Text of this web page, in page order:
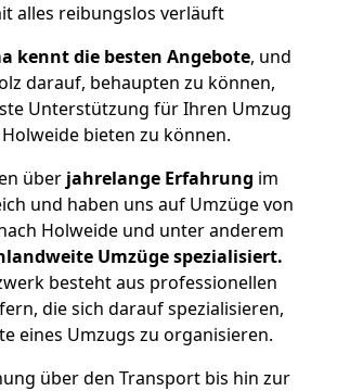
alles reibungslos verläuft
kennt die besten Angebote, und
darauf, behaupten zu können,
Unterstützung für Ihren Umzug
bieten zu können.
überjahrelange Erfahrung im
und haben uns auf Umzüge von
Holweide und unter anderem
Umzüge spezialisiert.
besteht aus professionellen
die sich darauf spezialisieren,
eines Umzugs zu organisieren.
über den Transport bis hin zur